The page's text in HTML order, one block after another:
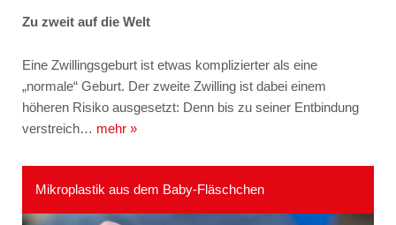
Zu zweit auf die Welt
Eine Zwillingsgeburt ist etwas komplizierter als eine
„normale“ Geburt. Der zweite Zwilling ist dabei einem
höheren Risiko ausgesetzt: Denn bis zu seiner Entbindung
verstreich… mehr »
Mikroplastik aus dem Baby-Fläschchen